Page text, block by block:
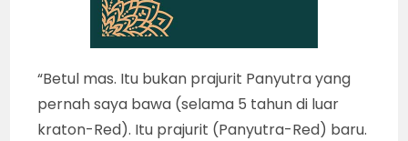
“Betul mas. Itu bukan prajurit Panyutra yang
pernah saya bawa (selama 5 tahun di luar
kraton-Red). Itu prajurit (Panyutra-Red) baru.